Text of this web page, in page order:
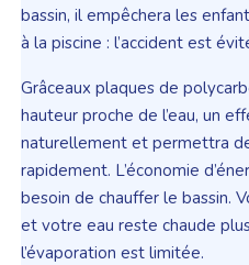
bassin, il empêchera les
à la piscine : l’accident est
Grâceaux plaques de
hauteur proche de l’eau, un
naturellement et permettra
rapidement. L’économie
besoin de chauffer le bassin.
et votre eau reste chaude
l’évaporation est limitée.